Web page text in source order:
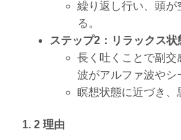
繰り返し行い、頭が
る。
ステップ2：リラックス状
長く吐くことで副交
波がアルファ波やシ
瞑想状態に近づき、
1. 2 理由